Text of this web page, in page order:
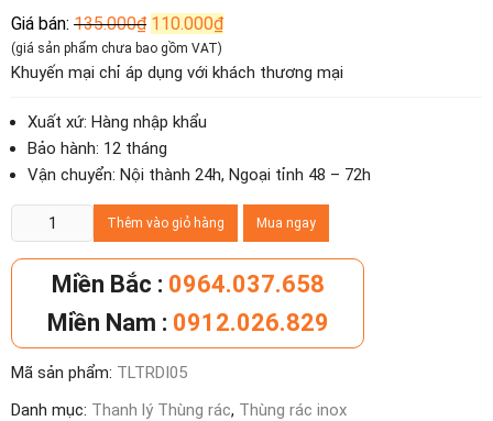
Giá bán: 135.000₫ Giá
gốc
là:
135.000₫.
110.000₫Giá
hiện
là:
(giá sản phẩm chưa bao gồm VAT)
Khuyến mại chỉ áp dụng với khách thương mại
Xuất xứ: Hàng nhập khẩu
Bảo hành: 12 tháng
Vận chuyển: Nội thành 24h, Ngoại tỉnh 48 – 72h
Thùng
rác
inox
đạp
chân
-
Thêm vào giỏ hàng Mua ngay
Miền Bắc : 0964.037.658
Miền Nam : 0912.026.829
Mã sản phẩm: TLTRDI05
Danh mục: Thanh lý Thùng rác, Thùng rác inox